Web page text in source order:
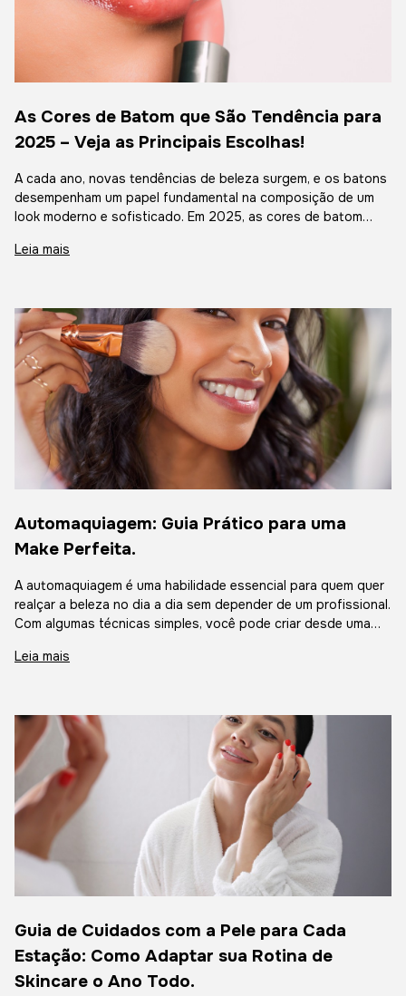
As Cores de Batom que São Tendência para
2025 – Veja as Principais Escolhas!
A cada ano, novas tendências de beleza surgem, e os batons
desempenham um papel fundamental na composição de um
look moderno e sofisticado. Em 2025, as cores de batom
trazendo opções que vã
Leia mais
Automaquiagem: Guia Prático para uma
Make Perfeita.
A automaquiagem é uma habilidade essencial para quem quer
realçar a beleza no dia a dia sem depender de um profissional.
Com algumas técnicas simples, você pode criar desde uma
eventos espec
Leia mais
Guia de Cuidados com a Pele para Cada
Estação: Como Adaptar sua Rotina de
Skincare o Ano Todo.